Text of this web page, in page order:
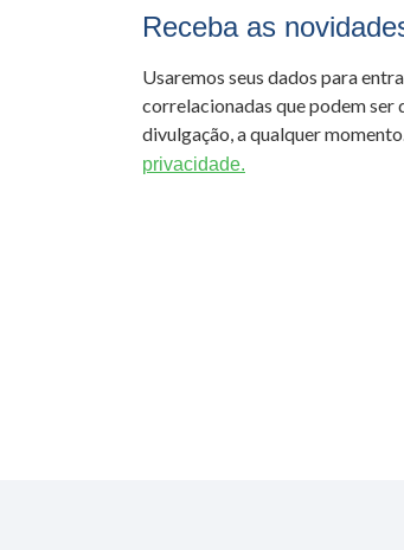
Receba as
Usaremos seus dados para
correlacionadas que podem ser
divulgação, a qualquer
privacidade.